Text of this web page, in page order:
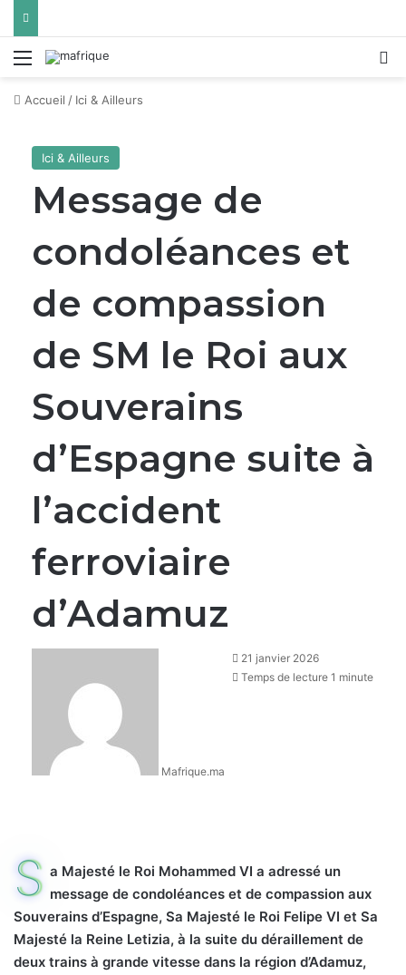
Menu
Accueil / Ici & Ailleurs
Ici & Ailleurs
Message de
condoléances et
de compassion
de SM le Roi aux
Souverains
d’Espagne suite à
l’accident
ferroviaire
d’Adamuz
Mafrique.ma
21 janvier 2026
Temps de lecture 1 minute
S a Majesté le Roi Mohammed VI a adressé un
message de condoléances et de compassion aux
Souverains d’Espagne, Sa Majesté le Roi Felipe VI et Sa
Majesté la Reine Letizia, à la suite du déraillement de
deux trains à grande vitesse dans la région d’Adamuz,